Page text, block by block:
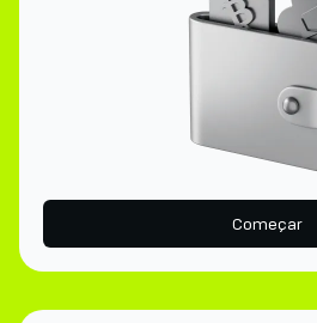
Começar